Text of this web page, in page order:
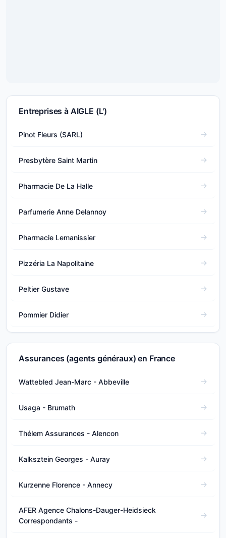
Entreprises à AIGLE (L')
Pinot Fleurs (SARL)
Presbytère Saint Martin
Pharmacie De La Halle
Parfumerie Anne Delannoy
Pharmacie Lemanissier
Pizzéria La Napolitaine
Peltier Gustave
Pommier Didier
Assurances (agents généraux) en France
Wattebled Jean-Marc - Abbeville
Usaga - Brumath
Thélem Assurances - Alencon
Kalksztein Georges - Auray
Kurzenne Florence - Annecy
AFER Agence Chalons-Dauger-Heidsieck
Correspondants -